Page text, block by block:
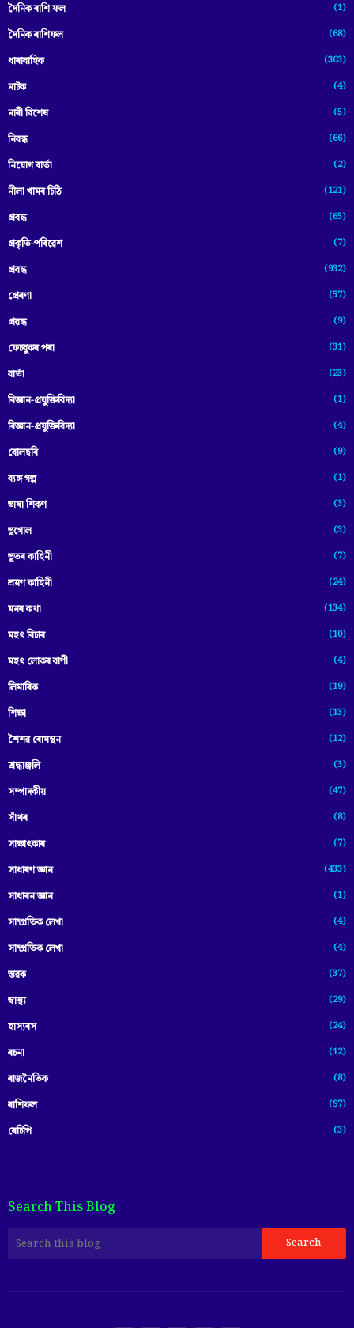
দৈনিক ৰাশি ফল (1)
দৈনিক ৰাশিফল (68)
ধাৰাবাহিক (363)
নাটক (4)
নাৰী বিশেষ (5)
নিবন্ধ (66)
নিয়োগ বাৰ্তা (2)
নীলা খামৰ চিঠি (121)
প্রবন্ধ (65)
প্ৰকৃতি-পৰিৱেশ (7)
প্ৰবন্ধ (932)
প্ৰেৰণা (57)
প্ৰৱন্ধ (9)
ফেচবুকৰ পৰা (31)
বাৰ্তা (23)
বিজ্ঞান-প্রযুক্তিবিদ্যা (1)
বিজ্ঞান-প্ৰযুক্তিবিদ্যা (4)
বোলছবি (9)
ব্যঙ্গ গল্প (1)
ভাষা শিকণ (3)
ভূগোল (3)
ভূতৰ কাহিনী (7)
ভ্ৰমণ কাহিনী (24)
মনৰ কথা (134)
মহৎ বিচাৰ (10)
মহৎ লোকৰ বাণী (4)
লিমাৰিক (19)
শিক্ষা (13)
শৈশৱ ৰোমন্থন (12)
শ্ৰদ্ধাঞ্জলি (3)
সম্পাদকীয় (47)
সাঁথৰ (8)
সাক্ষাৎকাৰ (7)
সাধাৰণ জ্ঞান (433)
সাধাৰন জ্ঞান (1)
সাম্প্রতিক লেখা (4)
সাম্প্ৰতিক লেখা (4)
স্তৱক (37)
স্বাস্থ্য (29)
হাস্যৰস (24)
ৰচনা (12)
ৰাজনৈতিক (8)
ৰাশিফল (97)
ৰেচিপি (3)
Search This Blog